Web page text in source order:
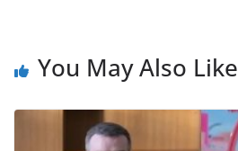
You May Also Like